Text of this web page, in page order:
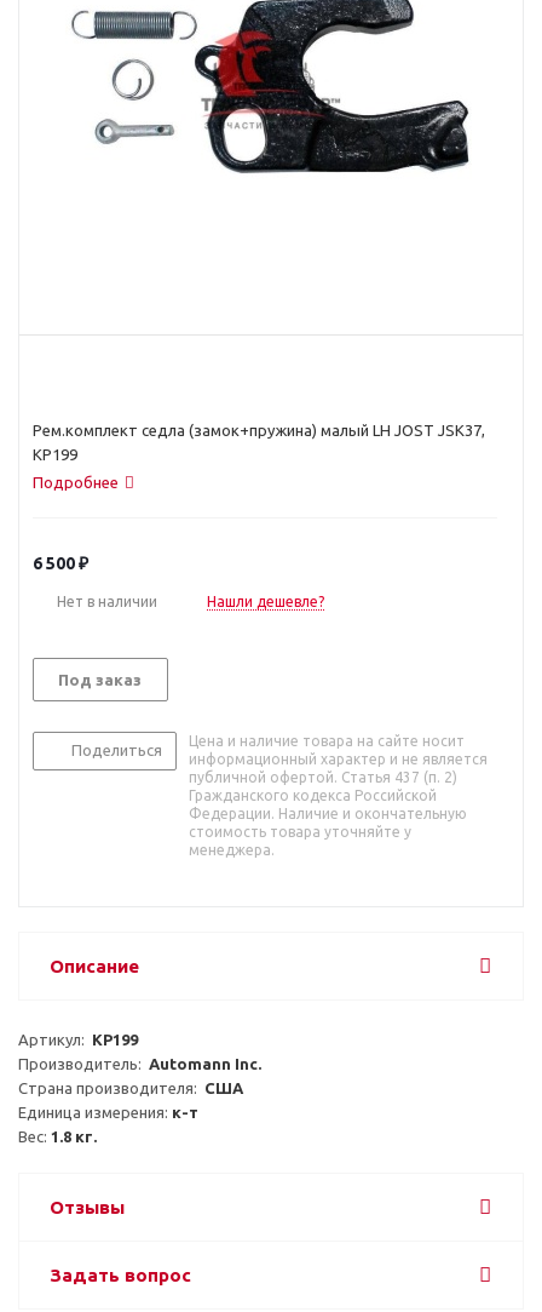
Рем.комплект седла (замок+пружина) малый LH JOST JSK37,
KP199
Подробнее
6 500₽
Нет в наличии Нашли дешевле?
Под заказ
Поделиться
Цена и наличие товара на сайте носит
информационный характер и не является
публичной офертой. Статья 437 (п. 2)
Гражданского кодекса Российской
Федерации. Наличие и окончательную
стоимость товара уточняйте у
менеджера.
Описание
Артикул: KP199
Производитель: Automann Inc.
Страна производителя: США
Единица измерения: к-т
Вес: 1.8 кг.
Отзывы
Задать вопрос